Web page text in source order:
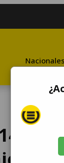
Nacionales
es